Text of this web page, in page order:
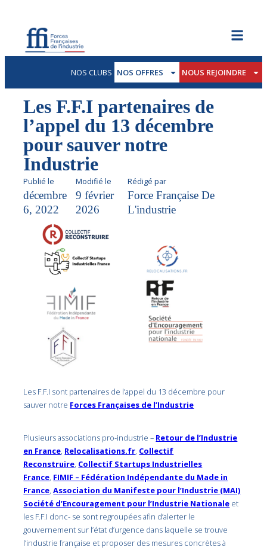
NOS CLUBS NOS OFFRES NOUS REJOINDRE
Les F.F.I partenaires de
l’appel du 13 décembre
pour sauver notre
Industrie
Publié le
décembre
6, 2022
Modifié le
9 février
2026
Rédigé par
Force Française De
L'industrie
Les F.F.I sont partenaires de l’appel du 13 décembre pour
sauver notre Forces Françaises de l’Industrie
Plusieurs associations pro-industrie – Retour de l’Industrie
en France, Relocalisations.fr, Collectif
Reconstruire, Collectif Startups Industrielles
France, FIMIF – Fédération Indépendante du Made in
France,Association du Manifeste pour l’Industrie (MAI)
Société d’Encouragement pour l’Industrie Nationale et
les F.F.I donc- se sont regroupées afin d’alerter le
gouvernement sur l’état d’urgence dans laquelle se trouve
l’industrie française et proposer des mesures concrètes à